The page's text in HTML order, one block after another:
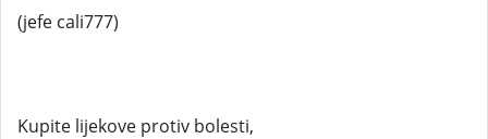
(jefe cali777)
Kupite lijekove protiv bolesti,